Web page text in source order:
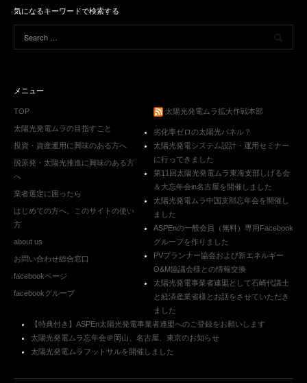
気になるキーワードで検索する
メニュー
TOP
太陽光発電ムラの目指すこと
投資・資産運用に興味のある方へ
脱原発・太陽光推進に興味のある方
へ
業者選定に困ったら
はじめての方へ。このサイトの使い
方
about us
お問い合わせ総合窓口
facebookページ
facebookグループ
太陽光発電ムラ拡大作戦本部
劣化率ゼロの太陽光パネル？
太陽光発電システム設計・運用セミナー
に行ってきました
第11回太陽光発電ムラ東海支部しげる会
＆大忘年会in名古屋を開催しました
太陽光発電ムラ中国支部忘年会を開催し
ました
ASPEnの一般会員（無料）専用Facebook
グループを作りました
PVプランナー協会および新エネルギー
O&M協議会様との情報交換
太陽光発電事業者連盟として石崎代議士
と経済産業省様とお話をさせていただき
ました
【特典付き】ASPEn太陽光発電事業者連盟へのご登録をお願いします
太陽光発電ムラ忘年会＠岡山、名古屋、東京のお知らせ
太陽光発電ムラフットサルを開催しました